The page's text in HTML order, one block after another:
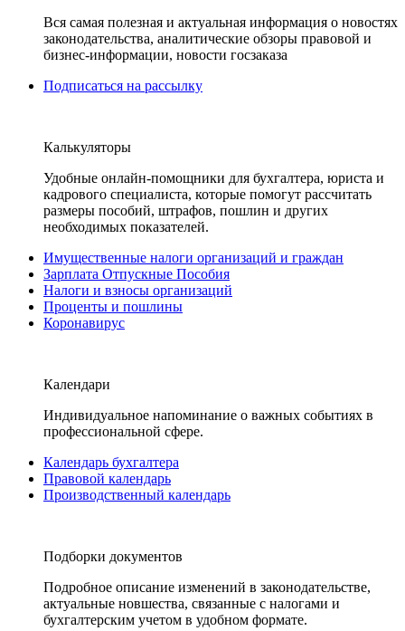
Вся самая полезная и актуальная информация о новостях
законодательства, аналитические обзоры правовой и
бизнес-информации, новости госзаказа
Подписаться на рассылку
Калькуляторы
Удобные онлайн-помощники для бухгалтера, юриста и
кадрового специалиста, которые помогут рассчитать
размеры пособий, штрафов, пошлин и других
необходимых показателей.
Имущественные налоги организаций и граждан
Зарплата Отпускные Пособия
Налоги и взносы организаций
Проценты и пошлины
Коронавирус
Календари
Индивидуальное напоминание о важных событиях в
профессиональной сфере.
Календарь бухгалтера
Правовой календарь
Производственный календарь
Подборки документов
Подробное описание изменений в законодательстве,
актуальные новшества, связанные с налогами и
бухгалтерским учетом в удобном формате.